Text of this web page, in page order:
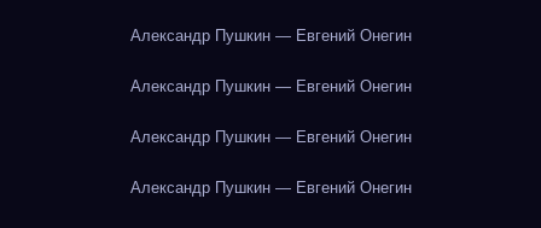
Александр Пушкин — Евгений Онегин
Александр Пушкин — Евгений Онегин
Александр Пушкин — Евгений Онегин
Александр Пушкин — Евгений Онегин